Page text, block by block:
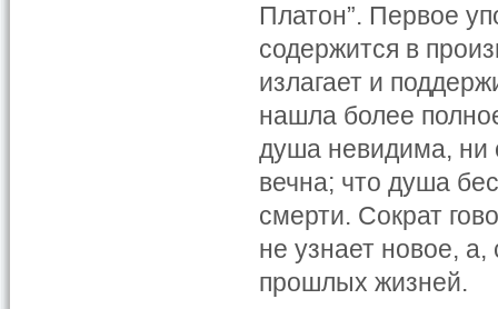
Платон”. Первое
содержится в
излагает и
нашла более
душа невидима, ни
вечна; что душа
смерти. Сократ
не узнает новое,
прошлых жизней.